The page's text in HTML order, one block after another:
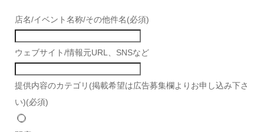
店名/イベント名称/その他件名(必須)
ウェブサイト/情報元URL、SNSなど
提供内容のカテゴリ(掲載希望は広告募集欄よりお申し込み下さ
い)(必須)